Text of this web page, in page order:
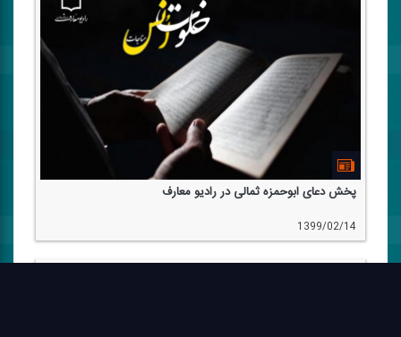
پخش دعای ابوحمزه ثمالی در رادیو معارف
1399/02/14